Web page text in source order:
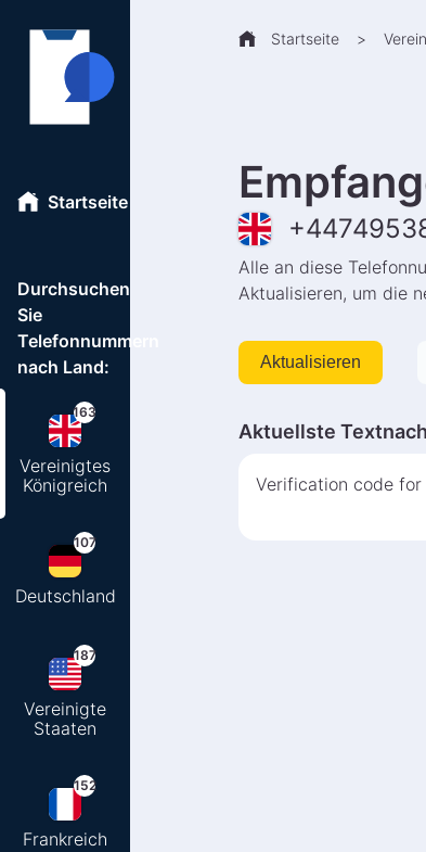
Startseite
Durchsuchen
Sie
Telefonnummern
nach Land:
163
Vereinigtes
Königreich
107
Deutschland
187
Vereinigte
Staaten
152
Frankreich
Startseite >
+
Alle an diese
Aktualisieren, um die
Aktualisieren
Aktuellste
Verification code for